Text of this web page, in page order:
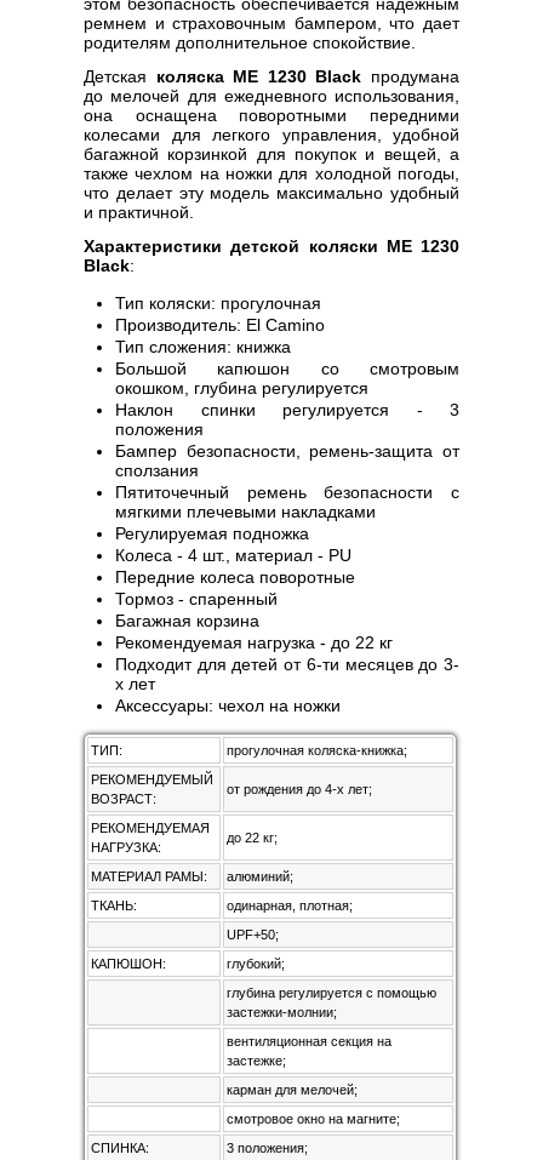
ремнем и страховочным бампером, что дает
родителям дополнительное спокойствие.
Детская коляска ME 1230 Black продумана
до мелочей для ежедневного использования,
она оснащена поворотными передними
колесами для легкого управления, удобной
багажной корзинкой для покупок и вещей, а
также чехлом на ножки для холодной погоды,
что делает эту модель максимально удобный
и практичной.
Характеристики детской коляски ME 1230
Black:
Тип коляски: прогулочная
Производитель: El Camino
Тип сложения: книжка
Большой капюшон со смотровым
окошком, глубина регулируется
Наклон спинки регулируется - 3
положения
Бампер безопасности, ремень-защита от
сползания
Пятиточечный ремень безопасности с
мягкими плечевыми накладками
Регулируемая подножка
Колеса - 4 шт., материал - PU
Передние колеса поворотные
Тормоз - спаренный
Багажная корзина
Рекомендуемая нагрузка - до 22 кг
Подходит для детей от 6-ти месяцев до 3-
х лет
Аксессуары: чехол на ножки
ТИП:
прогулочная коляска-книжка;
РЕКОМЕНДУЕМЫЙ
ВОЗРАСТ:
от рождения до 4-х лет;
РЕКОМЕНДУЕМАЯ
НАГРУЗКА:
до 22 кг;
МАТЕРИАЛ РАМЫ:
алюминий;
ТКАНЬ:
одинарная, плотная;
UPF+50;
КАПЮШОН:
глубокий;
глубина регулируется с помощью
застежки-молнии;
вентиляционная секция на
застежке;
карман для мелочей;
смотровое окно на магните;
СПИНКА:
3 положения;